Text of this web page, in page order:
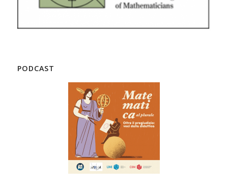
PODCAST